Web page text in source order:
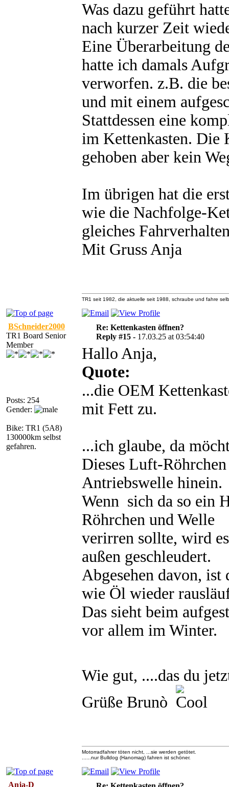
Was dazu geführt
nach kurzer Zeit
Eine Überarbeitung
hatte ich damals
verworfen. z.B. die
und mit einem
Stattdessen eine
im Kettenkasten. Die
gehoben aber kein
Im übrigen hat die
wie die Nachfolge-
gleiches
Mit Gruss Anja
TR1 seit 1982, die aktuelle seit 1988, schraube und fahre
BSchneider2000
TR1 Board Senior
Member
Posts: 254
Gender:
Bike: TR1 (5A8)
130000km selbst
gefahren.
Re: Kettenkasten öffnen?
Reply #15 - 17.03.25 at 03:54:40
Hallo Anja,
Quote:
...die OEM
mit Fett zu.
...ich glaube, da
Dieses Luft-
Antriebswelle hinein.
Wenn sich da so ein
Röhrchen und Welle
verirren sollte, wird
außen geschleudert.
Abgesehen davon, ist
wie Öl wieder
Das sieht beim
vor allem im Winter.
Wie gut, ....das du
Grüße Brunò
Motorradfahrer töten nicht, ...sie werden getötet.
......nur Bulldog (Hanomag) fahren ist schöner.
Anja-D